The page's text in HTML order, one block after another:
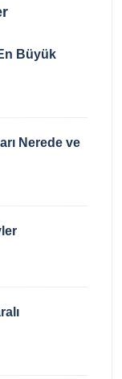
Büyük
Nerede ve